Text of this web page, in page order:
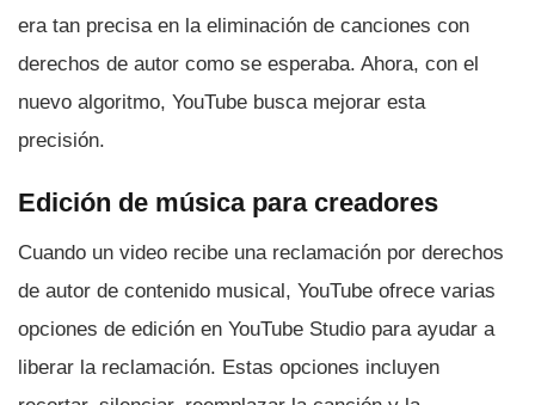
era tan precisa en la eliminación de canciones con
derechos de autor como se esperaba. Ahora, con el
nuevo algoritmo, YouTube busca mejorar esta
precisión.
Edición de música para creadores
Cuando un video recibe una reclamación por derechos
de autor de contenido musical, YouTube ofrece varias
opciones de edición en YouTube Studio para ayudar a
liberar la reclamación. Estas opciones incluyen